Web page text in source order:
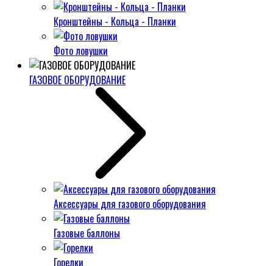
Кронштейны - Кольца - Планки
Фото ловушки
ГАЗОВОЕ ОБОРУДОВАНИЕ
Аксессуары для газового оборудования
Газовые баллоны
Горелки